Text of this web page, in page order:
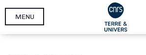
Aller
MENU